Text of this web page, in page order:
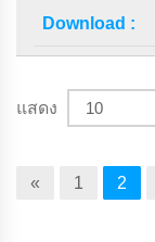
แสดง
« 1 2